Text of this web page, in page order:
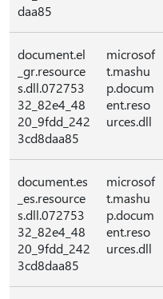
daa85
document.el
_gr.resource
s.dll.072753
32_82e4_48
20_9fdd_242
3cd8daa85
microsof
t.mashu
p.docum
ent.reso
urces.dll
document.es
_es.resource
s.dll.072753
32_82e4_48
20_9fdd_242
3cd8daa85
microsof
t.mashu
p.docum
ent.reso
urces.dll